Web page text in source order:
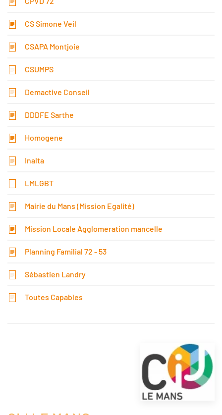
CS Simone Veil
CSAPA Montjoie
CSUMPS
Demactive Conseil
DDDFE Sarthe
Homogene
Inalta
LMLGBT
Mairie du Mans (Mission Egalité)
Mission Locale Agglomeration mancelle
Planning Familial 72 - 53
Sébastien Landry
Toutes Capables